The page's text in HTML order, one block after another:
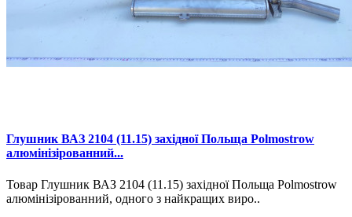
Глушник ВАЗ 2104 (11.15) західної Польща Polmostrow
алюмінізірованний...
Товар Глушник ВАЗ 2104 (11.15) західної Польща Polmostrow
алюмінізірованний, одного з найкращих виро..